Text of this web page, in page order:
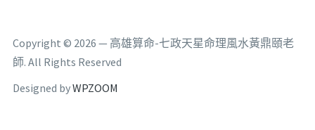
Copyright © 2026 — 高雄算命-七政天星命理風水黃鼎頤老
師. All Rights Reserved
Designed byWPZOOM